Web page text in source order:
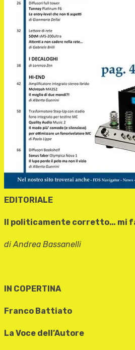
EDITORIALE
Il politicamente corretto… mi
di Andrea Bassanelli
IN COPERTINA
Franco Battiato
La Voce dell’Autore